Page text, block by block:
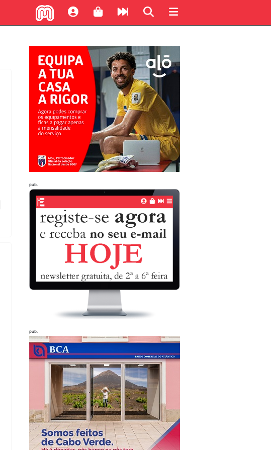
pub.
pub.